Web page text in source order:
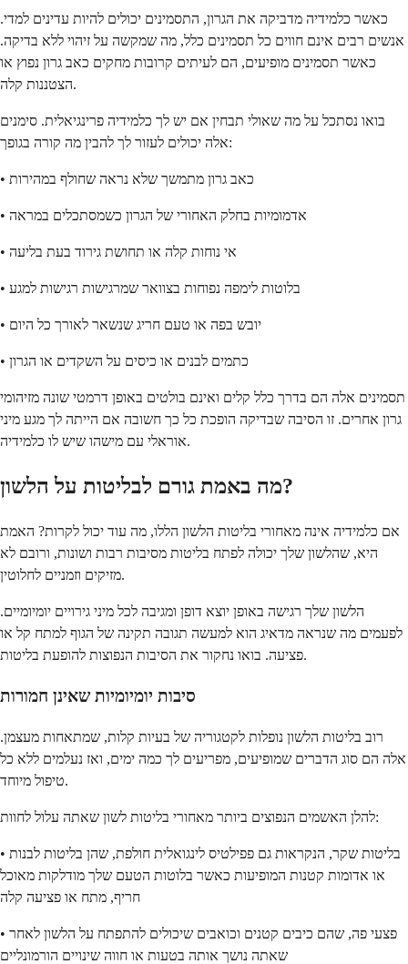
כאשר כלמידיה מדביקה את הגרון, התסמינים יכולים להיות עדינים למדי.
אנשים רבים אינם חווים כל תסמינים כלל, מה שמקשה על זיהוי ללא בדיקה.
כאשר תסמינים מופיעים, הם לעיתים קרובות מחקים כאב גרון נפוץ או
הצטננות קלה.
בואו נסתכל על מה שאולי תבחין אם יש לך כלמידיה פרינגיאלית. סימנים
אלה יכולים לעזור לך להבין מה קורה בגופך:
• כאב גרון מתמשך שלא נראה שחולף במהירות
• אדמומיות בחלק האחורי של הגרון כשמסתכלים במראה
• אי נוחות קלה או תחושת גירוד בעת בליעה
• בלוטות לימפה נפוחות בצוואר שמרגישות רגישות למגע
• יובש בפה או טעם חריג שנשאר לאורך כל היום
• כתמים לבנים או כיסים על השקדים או הגרון
תסמינים אלה הם בדרך כלל קלים ואינם בולטים באופן דרמטי שונה מזיהומי
גרון אחרים. זו הסיבה שבדיקה הופכת כל כך חשובה אם הייתה לך מגע מיני
אוראלי עם מישהו שיש לו כלמידיה.
מה באמת גורם לבליטות על הלשון?
אם כלמידיה אינה מאחורי בליטות הלשון הללו, מה עוד יכול לקרות? האמת
היא, שהלשון שלך יכולה לפתח בליטות מסיבות רבות ושונות, ורובם לא
מזיקים וזמניים לחלוטין.
הלשון שלך רגישה באופן יוצא דופן ומגיבה לכל מיני גירויים יומיומיים.
לפעמים מה שנראה מדאיג הוא למעשה תגובה תקינה של הגוף למתח קל או
פציעה. בואו נחקור את הסיבות הנפוצות להופעת בליטות.
סיבות יומיומיות שאינן חמורות
רוב בליטות הלשון נופלות לקטגוריה של בעיות קלות, שמתאחות מעצמן.
אלה הם סוג הדברים שמופיעים, מפריעים לך כמה ימים, ואז נעלמים ללא כל
טיפול מיוחד.
להלן האשמים הנפוצים ביותר מאחורי בליטות לשון שאתה עלול לחוות:
• בליטות שקר, הנקראות גם פפילטיס לינגואלית חולפת, שהן בליטות לבנות
או אדומות קטנות המופיעות כאשר בלוטות הטעם שלך מודלקות מאוכל
חריף, מתח או פציעה קלה
• פצעי פה, שהם כיבים קטנים וכואבים שיכולים להתפתח על הלשון לאחר
שאתה נושך אותה בטעות או חווה שינויים הורמונליים